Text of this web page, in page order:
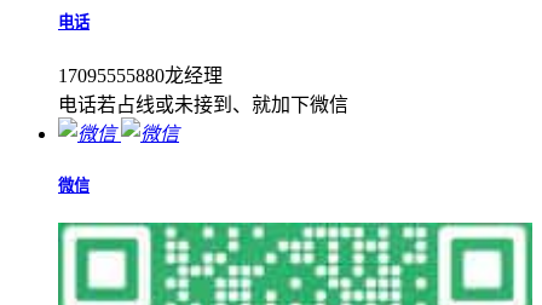
电话
17095555880龙经理
电话若占线或未接到、就加下微信
微信